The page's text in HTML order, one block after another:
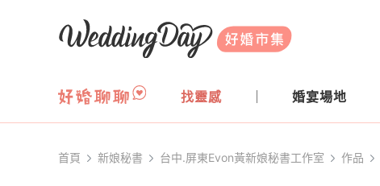
WeddingDay 好婚市集
找靈感 婚宴場地
首頁 新娘秘書 台中.屏東Evon黃新娘秘書工作室 作品